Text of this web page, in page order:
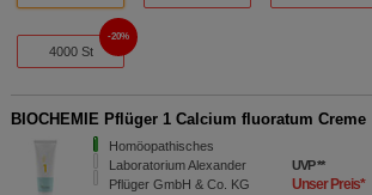
4000 St
20%
BIOCHEMIE Pflüger 1 Calcium fluoratum Creme
Homöopathisches
Laboratorium Alexander
Pflüger GmbH & Co. KG
UVP**
Unser Preis*